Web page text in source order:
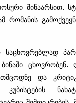
შინაარსით.
რომანის
ცხოვრობენ.
და